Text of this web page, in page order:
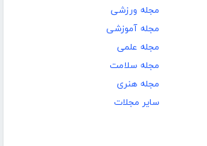
مجله ورزشی
مجله آموزشی
مجله علمی
مجله سلامت
مجله هنری
سایر مجلات